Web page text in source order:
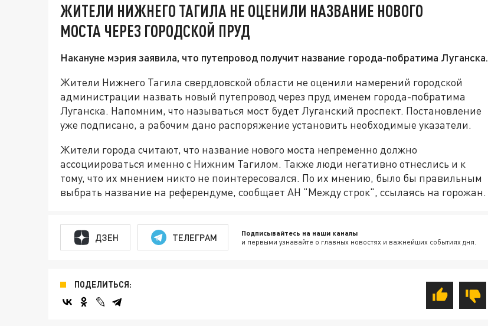
ЖИТЕЛИ НИЖНЕГО ТАГИЛА НЕ ОЦЕНИЛИ НАЗВАНИЕ НОВОГО
МОСТА ЧЕРЕЗ ГОРОДСКОЙ ПРУД
Накануне мэрия заявила, что путепровод получит название города-побратима Луганска.
Жители Нижнего Тагила свердловской области не оценили намерений городской
администрации назвать новый путепровод через пруд именем города-побратима
Луганска. Напомним, что называться мост будет Луганский проспект. Постановление
уже подписано, а рабочим дано распоряжение установить необходимые указатели.
Жители города считают, что название нового моста непременно должно
ассоциироваться именно с Нижним Тагилом. Также люди негативно отнеслись и к
тому, что их мнением никто не поинтересовался. По их мнению, было бы правильным
выбрать название на референдуме, сообщает АН "Между строк", ссылаясь на горожан.
ДЗЕН ТЕЛЕГРАМ Подписывайтесь на наши каналы
и первыми узнавайте о главных новостях и важнейших событиях дня.
ПОДЕЛИТЬСЯ: